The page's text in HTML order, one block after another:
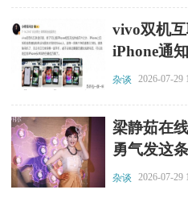
​vivo双机
iPhone通
杂谈 2026-07-29
梁静茹在
勇气发这
杂谈 2026-07-29